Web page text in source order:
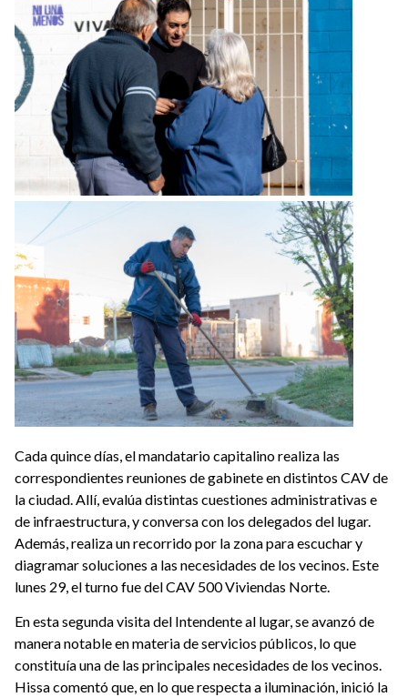
Cada quince días, el mandatario capitalino realiza las
correspondientes reuniones de gabinete en distintos CAV de
la ciudad. Allí, evalúa distintas cuestiones administrativas e
de infraestructura, y conversa con los delegados del lugar.
Además, realiza un recorrido por la zona para escuchar y
diagramar soluciones a las necesidades de los vecinos. Este
lunes 29, el turno fue del CAV 500 Viviendas Norte.
En esta segunda visita del Intendente al lugar, se avanzó de
manera notable en materia de servicios públicos, lo que
constituía una de las principales necesidades de los vecinos.
Hissa comentó que, en lo que respecta a iluminación, inició la